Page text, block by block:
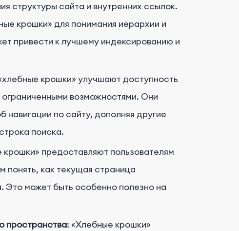
структуры сайта и внутренних ссылок.
крошки» для понимания иерархии и
привести к лучшему индексированию и
крошки» улучшают доступность
ограниченными возможностями. Они
по сайту, дополняя другие
поиска.
крошки» предоставляют пользователям
понять, как текущая страница
Это может быть особенно полезно на
пространства: «Хлебные крошки»